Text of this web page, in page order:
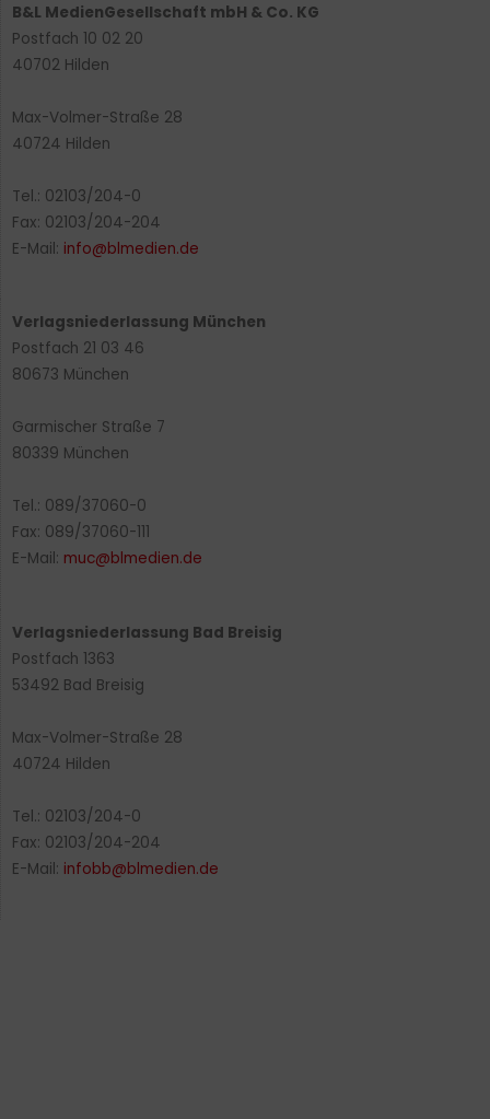
B&L MedienGesellschaft mbH & Co. KG
Postfach 10 02 20
40702 Hilden
Max-Volmer-Straße 28
40724 Hilden
Tel.: 02103/204-0
Fax: 02103/204-204
E-Mail: info@blmedien.de
Verlagsniederlassung München
Postfach 21 03 46
80673 München
Garmischer Straße 7
80339 München
Tel.: 089/37060-0
Fax: 089/37060-111
E-Mail: muc@blmedien.de
Verlagsniederlassung Bad Breisig
Postfach 1363
53492 Bad Breisig
Max-Volmer-Straße 28
40724 Hilden
Tel.: 02103/204-0
Fax: 02103/204-204
E-Mail: infobb@blmedien.de